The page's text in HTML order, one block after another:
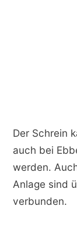
Der Schrein
auch bei
werden.
Anlage sind
verbunden.